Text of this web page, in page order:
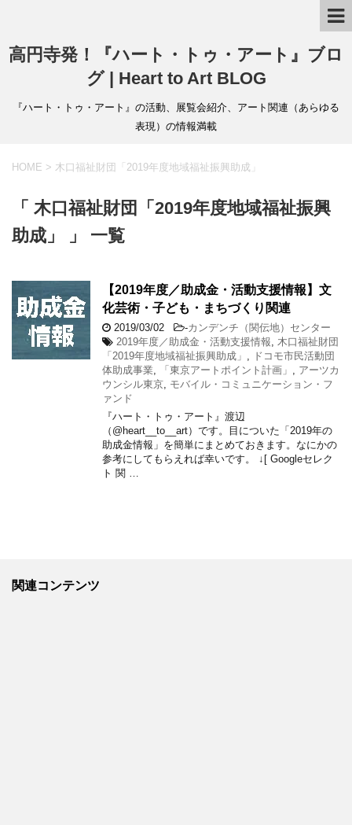
高円寺発！『ハート・トゥ・アート』ブロ
グ | Heart to Art BLOG
『ハート・トゥ・アート』の活動、展覧会紹介、アート関連（あらゆる
表現）の情報満載
HOME > 木口福祉財団「2019年度地域福祉振興助成」
「 木口福祉財団「2019年度地域福祉振興
助成」 」 一覧
【2019年度／助成金・活動支援情報】文
化芸術・子ども・まちづくり関連
2019/03/02 -カンデンチ（関伝地）センター
2019年度／助成金・活動支援情報
木口福祉財団
「2019年度地域福祉振興助成」
ドコモ市民活動団
体助成事業
「東京アートポイント計画」
アーツカ
ウンシル東京 モバイル・コミュニケーション・フ
ァンド
『ハート・トゥ・アート』渡辺
（@heart__to__art）です。目についた「2019年の
助成金情報」を簡単にまとめておきます。なにかの
参考にしてもらえれば幸いです。 ↓[ Googleセレク
ト 関 …
関連コンテンツ